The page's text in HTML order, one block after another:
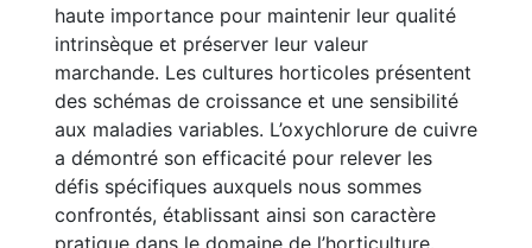
haute importance pour maintenir leur qualité
intrinsèque et préserver leur valeur
marchande. Les cultures horticoles présentent
des schémas de croissance et une sensibilité
aux maladies variables. L’oxychlorure de cuivre
a démontré son efficacité pour relever les
défis spécifiques auxquels nous sommes
confrontés, établissant ainsi son caractère
pratique dans le domaine de l’horticulture.